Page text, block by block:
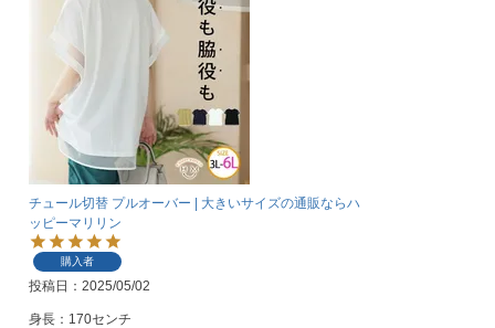
チュール切替 プルオーバー | 大きいサイズの通販ならハ
ッピーマリリン
購入者
投稿日 2025/05/02
身長：170センチ